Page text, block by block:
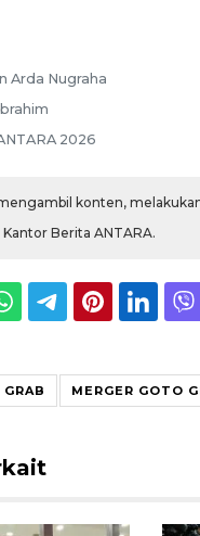
Arda Nugraha
2026
konten,
Berita ANTARA.
GRAB MERGER GOTO